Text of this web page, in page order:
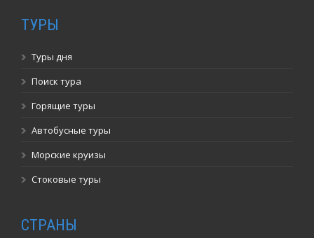
ТУРЫ
Туры дня
Поиск тура
Горящие туры
Автобусные туры
Морские круизы
Стоковые туры
СТРАНЫ